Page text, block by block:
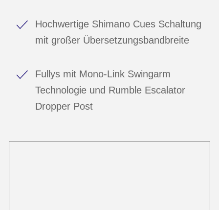
Hochwertige Shimano Cues Schaltung
mit großer Übersetzungsbandbreite
Fullys mit Mono-Link Swingarm
Technologie und Rumble Escalator
Dropper Post